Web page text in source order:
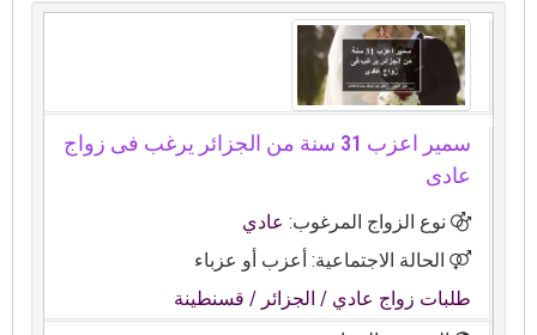
سمير اعزب 31 سنة من الجزائر يرغب فى زواج
عادى
نوع الزواج المرغوب:عادي
الحالة الاجتماعية: أعزب أو عزباء
طلبات زواج عادي/ الجزائر / قسنطينة